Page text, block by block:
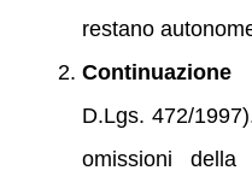
restano
Continuazione
D.Lgs. 472/
omissioni